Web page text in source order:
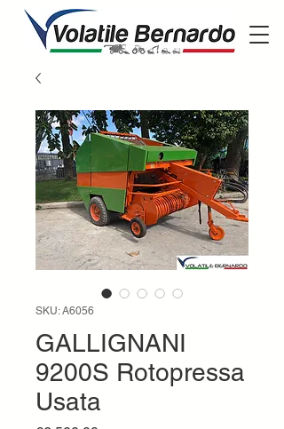
SKU: A6056
GALLIGNANI
9200S Rotopressa
Usata